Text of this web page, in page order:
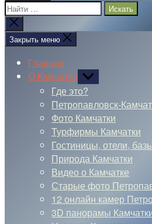
Поиск:
Закрыть
поиск
Закрыть меню
Главная
О Камчатке Показывать
подменю
Где это?
Петропавловск-
Фото Камчатки
Турфирмы Камчатки
Гостиницы, отели,
Природа Камчатки
Видео о Камчатке
Старые фото
12 онлайн камер
3D панорамы